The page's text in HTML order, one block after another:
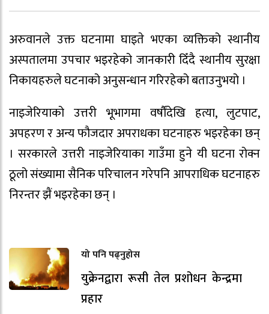
अरुवानले उक्त घटनामा घाइते भएका व्यक्तिको स्थानीय
अस्पतालमा उपचार भइरहेको जानकारी दिँदै स्थानीय सुरक्षा
निकायहरुले घटनाको अनुसन्धान गरिरहेको बताउनुभयो ।
नाइजेरियाको उत्तरी भूभागमा वर्षौंदेखि हत्या, लुटपाट,
अपहरण र अन्य फौजदार अपराधका घटनाहरु भइरहेका छन्
। सरकारले उत्तरी नाइजेरियाका गाउँमा हुने यी घटना रोक्न
ठूलो संख्यामा सैनिक परिचालन गरेपनि आपराधिक घटनाहरु
निरन्तर झैं भइरहेका छन् ।
यो पनि पढ्नुहोस
युक्रेनद्वारा रूसी तेल प्रशोधन केन्द्रमा
प्रहार